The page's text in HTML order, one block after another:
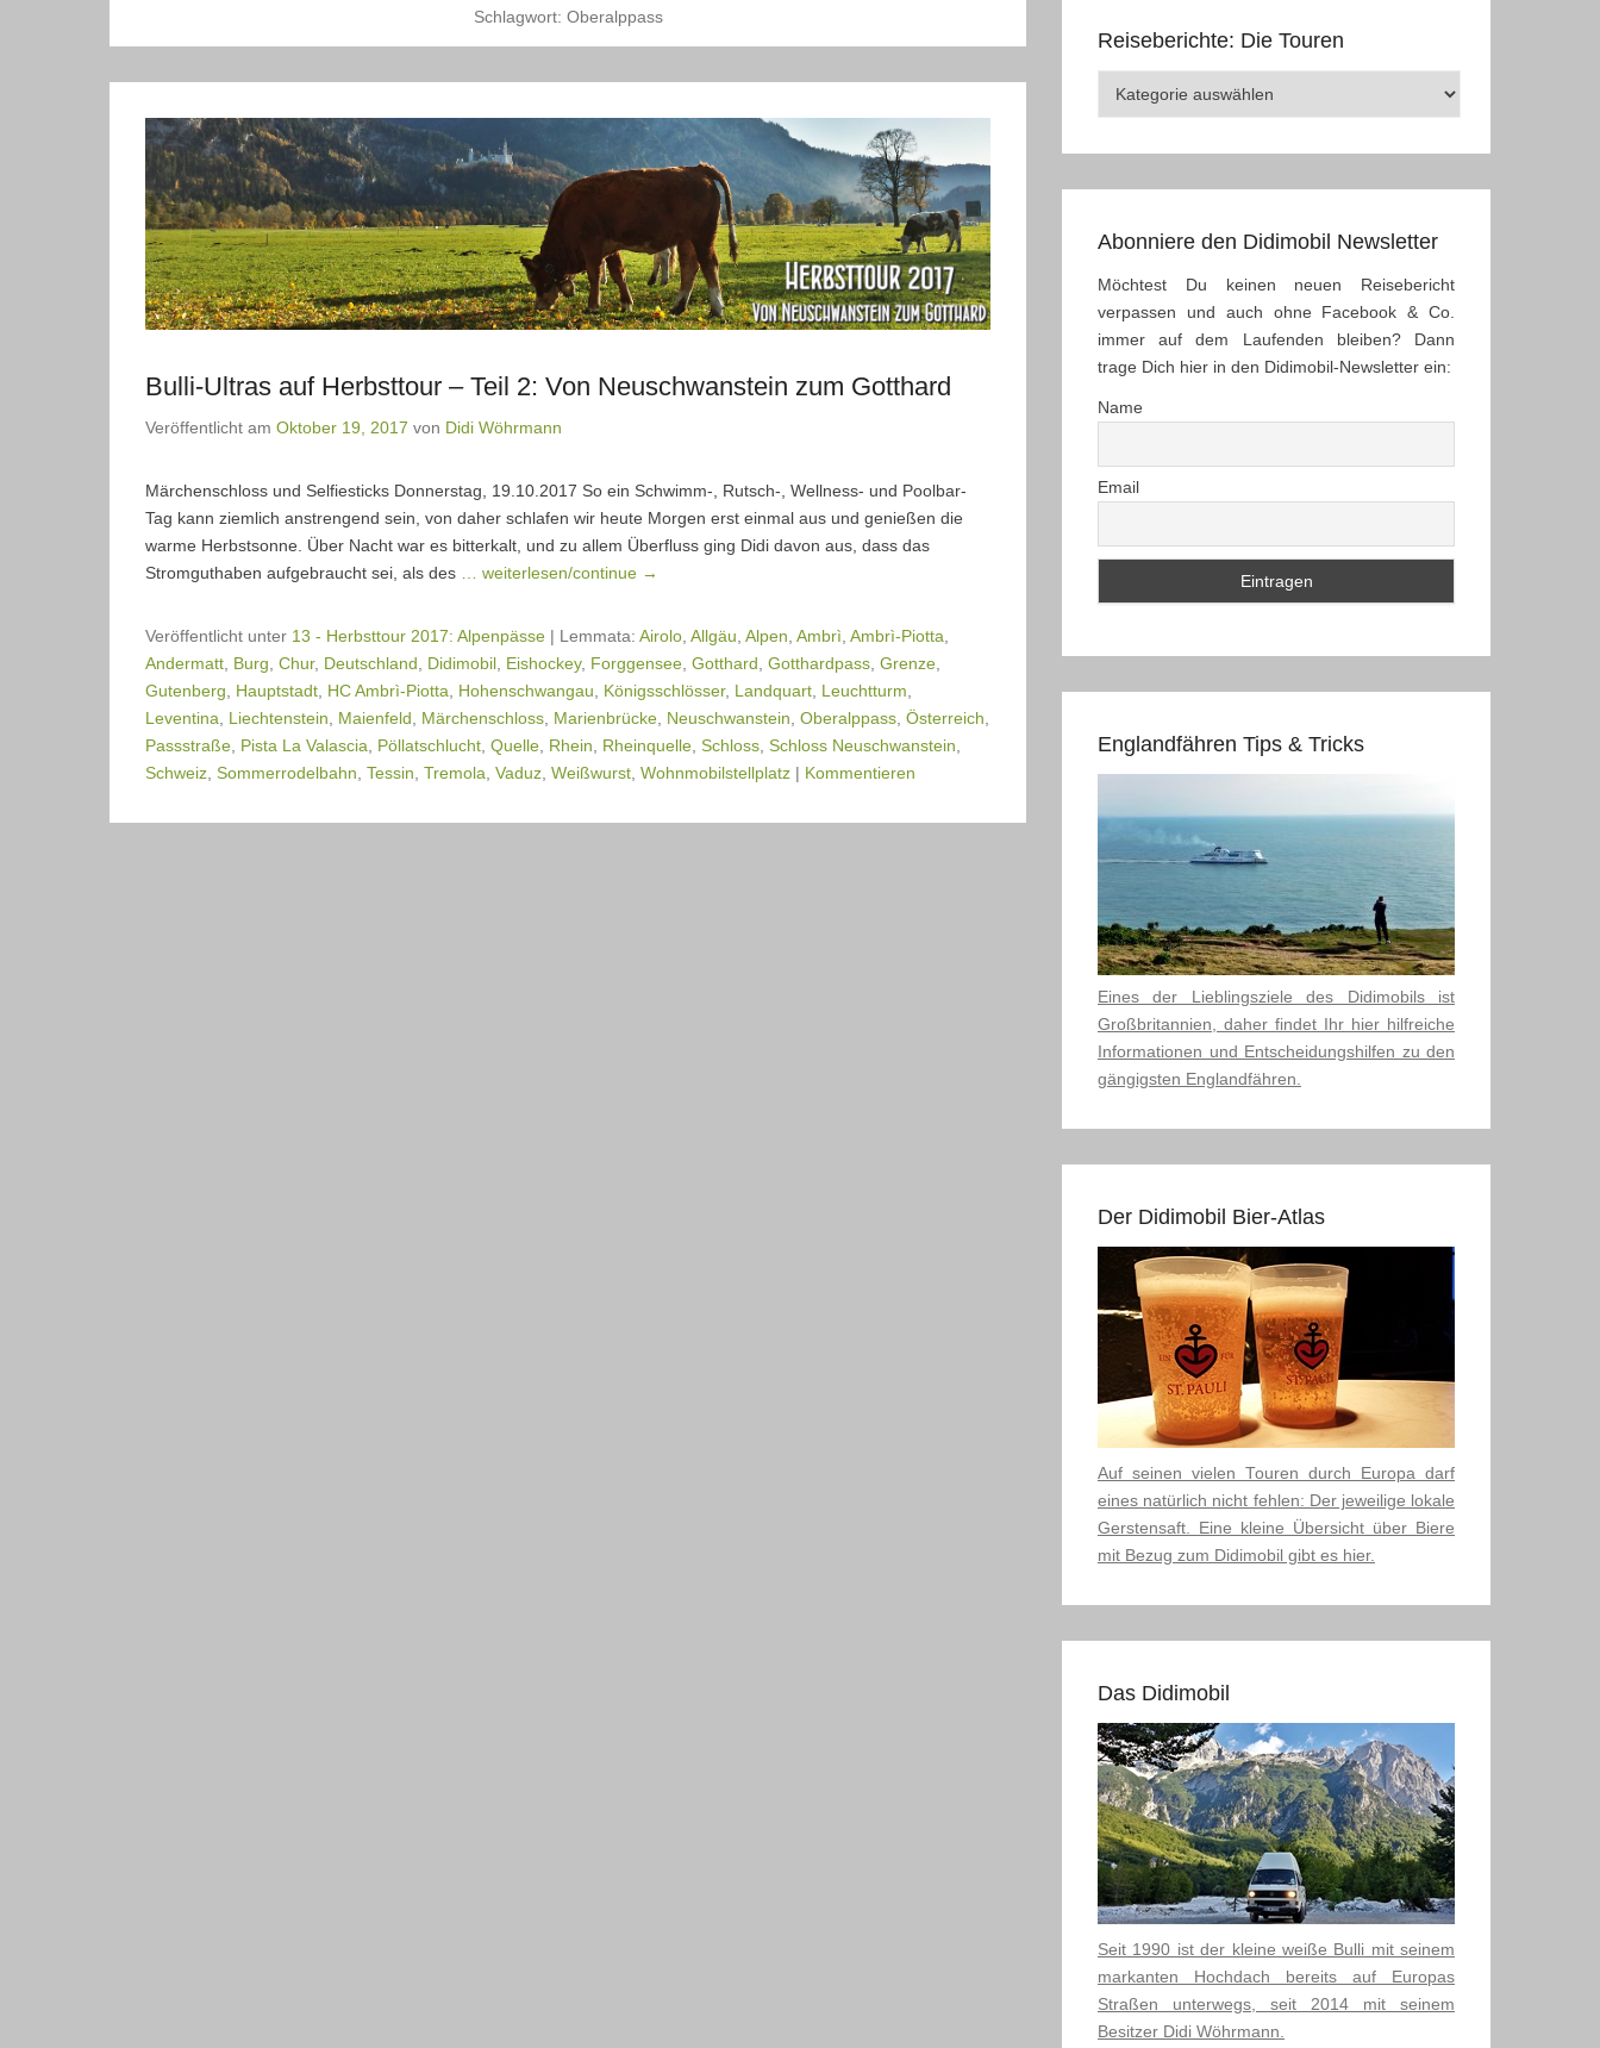
Schlagwort: Oberalppass
Bulli-Ultras auf Herbsttour – Teil 2: Von Neuschwanstein zum Gotthard
Veröffentlicht am Oktober 19, 2017 von Didi Wöhrmann
Märchenschloss und Selfiesticks Donnerstag, 19.10.2017 So ein Schwimm-, Rutsch-, Wellness- und Poolbar-
Tag kann ziemlich anstrengend sein, von daher schlafen wir heute Morgen erst einmal aus und genießen die
warme Herbstsonne. Über Nacht war es bitterkalt, und zu allem Überfluss ging Didi davon aus, dass das
Stromguthaben aufgebraucht sei, als des
… weiterlesen/continue →
Veröffentlicht unter 13 - Herbsttour 2017: Alpenpässe | Lemmata: Airolo Allgäu Alpen Ambrì Ambrì-Piotta
Andermatt Burg Chur, Deutschland Didimobil Eishockey, Forggensee Gotthard Gotthardpass Grenze
Gutenberg
Hauptstadt HC Ambrì-Piotta Hohenschwangau Königsschlösser, Landquart Leuchtturm
Leventina
Liechtenstein Maienfeld Märchenschloss Marienbrücke Neuschwanstein Oberalppass Österreich
Passstraße Pista La Valascia Pöllatschlucht Quelle Rhein Rheinquelle Schloss Schloss Neuschwanstein
Schweiz Sommerrodelbahn Tessin Tremola Vaduz Weißwurst Wohnmobilstellplatz | Kommentieren
Reiseberichte: Die Touren
Abonniere den Didimobil Newsletter
Möchtest Du keinen neuen Reisebericht
verpassen und auch ohne Facebook & Co.
immer auf dem Laufenden bleiben? Dann
trage Dich hier in den Didimobil-Newsletter ein:
Name
Email
Englandfähren Tips & Tricks
Eines der Lieblingsziele des Didimobils ist
Großbritannien, daher findet Ihr hier hilfreiche
Informationen und Entscheidungshilfen zu den
gängigsten Englandfähren.
Der Didimobil Bier-Atlas
Auf seinen vielen Touren durch Europa darf
eines natürlich nicht fehlen: Der jeweilige lokale
Gerstensaft. Eine kleine Übersicht über Biere
mit Bezug zum Didimobil gibt es hier.
Das Didimobil
Seit 1990 ist der kleine weiße Bulli mit seinem
markanten Hochdach bereits auf Europas
Straßen unterwegs, seit 2014 mit seinem
Besitzer Didi Wöhrmann.